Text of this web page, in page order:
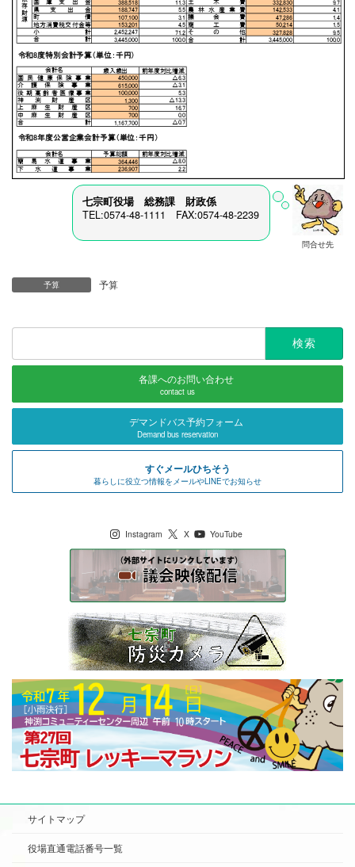
問合せ先
七宗町役場 総務課 財政係
TEL:0574-48-1111 FAX:0574-48-2239
予算 予算
各課へのお問い合わせ
contact us
デマンドバス予約フォーム
Demand bus reservation
すぐメールひちそう
暮らしに役立つ情報をメールやLINEでお知らせ
Instagram X YouTube
サイトマップ
役場直通電話番号一覧